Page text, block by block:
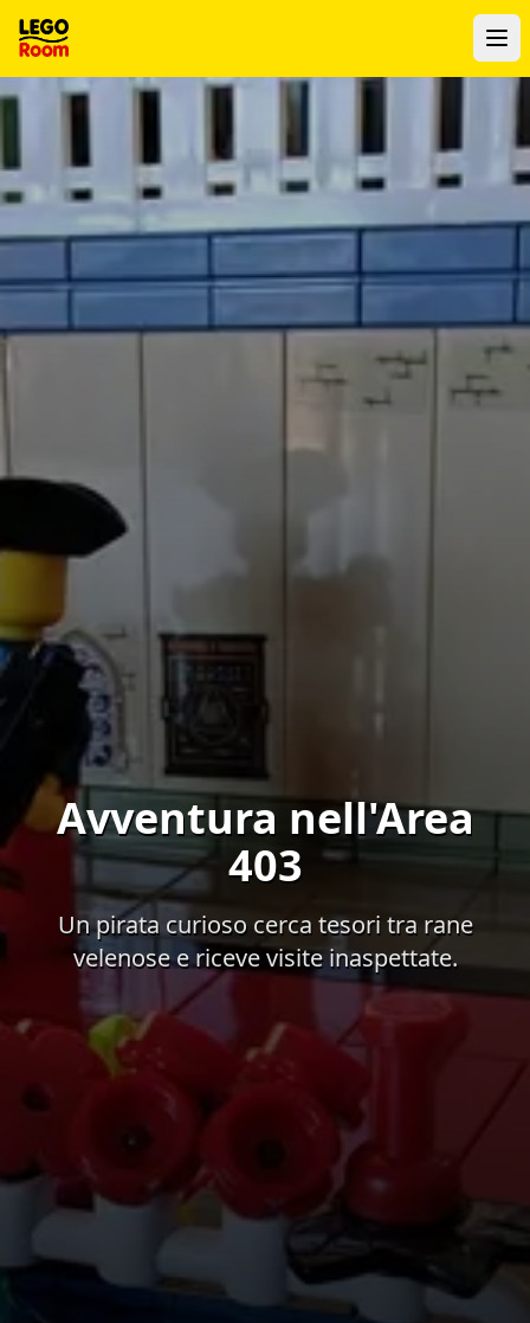
Al contenuto principale
Avventura nell'Area
403
Un pirata curioso cerca tesori tra rane
velenose e riceve visite inaspettate.